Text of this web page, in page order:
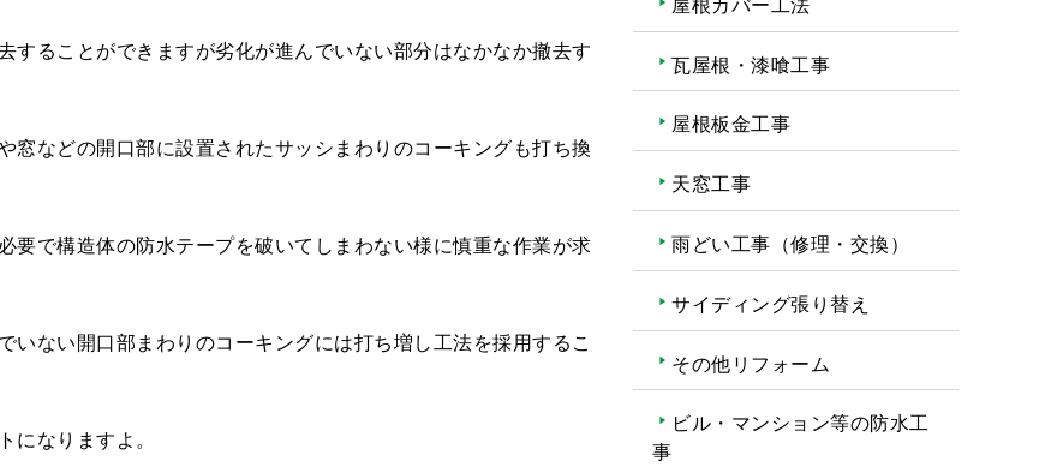
ることができますが劣化が進んでいない部分はなかなか撤去す
などの開口部に設置されたサッシまわりのコーキングも打ち換
要で構造体の防水テープを破いてしまわない様に慎重な作業が求
いない開口部まわりのコーキングには打ち増し工法を採用するこ
なりますよ。
瓦屋根・漆喰工事
屋根板金工事
天窓工事
雨どい工事（修理・交換）
サイディング張り替え
その他リフォーム
ビル・マンション等の防水工
事